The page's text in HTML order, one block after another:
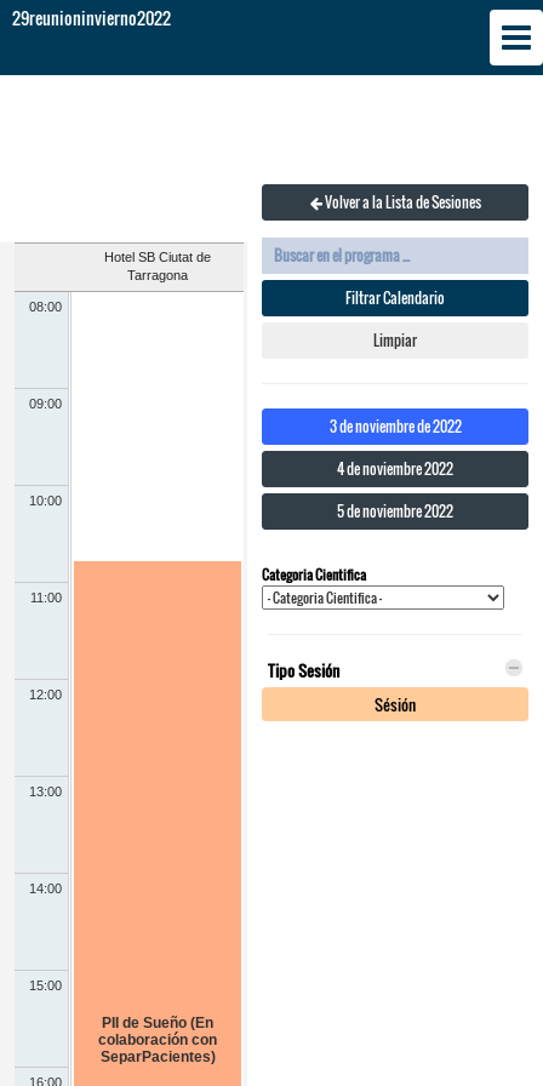
Hotel SB Ciutat de
Tarragona
08:00
09:00
10:00
11:00
12:00
13:00
14:00
15:00
16:00
PII de Sueño (En
colaboración con
SeparPacientes)
29reunioninvierno2022
Volver a la Lista de Sesiones
Filtrar Calendario
Limpiar
3 de noviembre de 2022
4 de noviembre 2022
5 de noviembre 2022
Categoria Cientifica
Tipo Sesión
Sésión